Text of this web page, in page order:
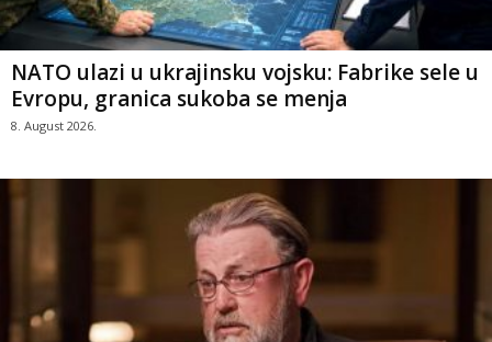
NATO ulazi u ukrajinsku vojsku: Fabrike sele u
Evropu, granica sukoba se menja
8. August 2026.